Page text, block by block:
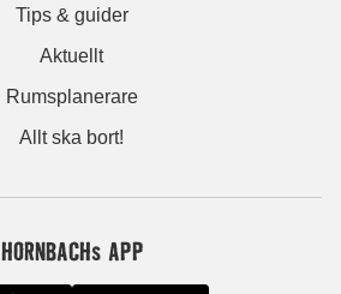
Tips & guider
Aktuellt
Rumsplanerare
Allt ska bort!
HORNBACHs APP